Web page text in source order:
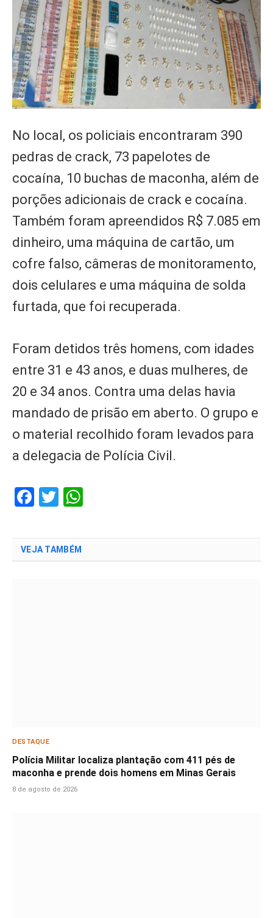
No local, os policiais encontraram 390
pedras de crack, 73 papelotes de
cocaína, 10 buchas de maconha, além de
porções adicionais de crack e cocaína.
Também foram apreendidos R$ 7.085 em
dinheiro, uma máquina de cartão, um
cofre falso, câmeras de monitoramento,
dois celulares e uma máquina de solda
furtada, que foi recuperada.
Foram detidos três homens, com idades
entre 31 e 43 anos, e duas mulheres, de
20 e 34 anos. Contra uma delas havia
mandado de prisão em aberto. O grupo e
o material recolhido foram levados para
a delegacia de Polícia Civil.
Facebook
Twitter
VEJA TAMBÉM
DESTAQUE
Polícia Militar localiza plantação com 411 pés de
maconha e prende dois homens em Minas Gerais
8 de agosto de 2026